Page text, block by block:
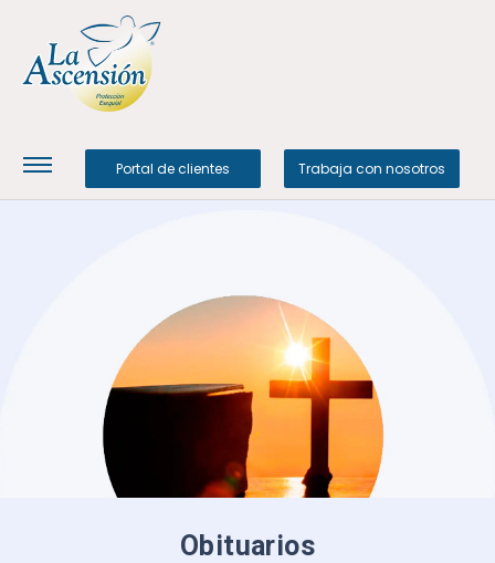
Portal de clientes Trabaja con nosotros
Obituarios